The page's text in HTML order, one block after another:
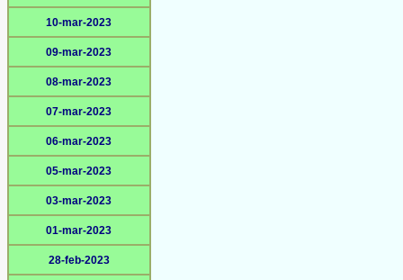
10-mar-2023
09-mar-2023
08-mar-2023
07-mar-2023
06-mar-2023
05-mar-2023
03-mar-2023
01-mar-2023
28-feb-2023